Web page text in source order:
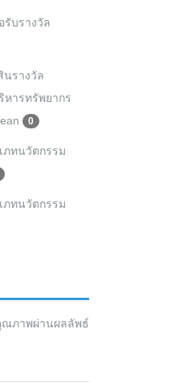
รับรางวัล
รางวัล
หารทรัพยากร
0
ภทนวัตกรรม
ภทนวัตกรรม
ณภาพผ่านผลลัพธ์